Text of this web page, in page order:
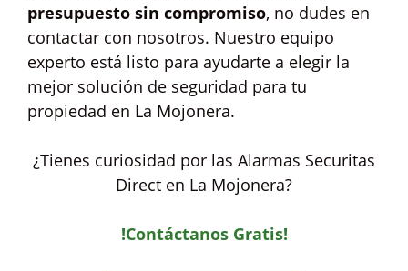
presupuesto sin compromiso, no dudes en
contactar con nosotros. Nuestro equipo
experto está listo para ayudarte a elegir la
mejor solución de seguridad para tu
propiedad en La Mojonera.
¿Tienes curiosidad por las Alarmas Securitas
Direct en La Mojonera?
!Contáctanos Gratis!